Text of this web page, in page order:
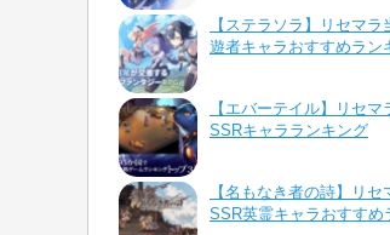
【ステラソラ】リセマ
遊者キャラおすすめラン
【エバーテイル】リセマ
SSRキャラランキング
【名もなき者の詩】リ
SSR英霊キャラおすすめ